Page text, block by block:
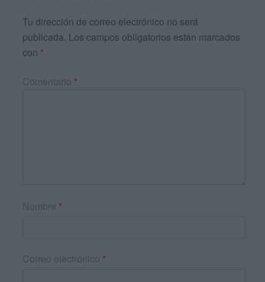
Tu dirección de correo electrónico no será
publicada. Los campos obligatorios están marcados
con *
Comentario *
Nombre *
Correo electrónico *